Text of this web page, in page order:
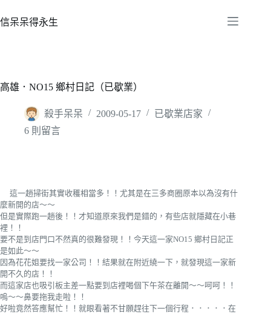
至
容
信呆呆得永生
高雄．NO15 鄉村日記（已歇業）
殺手呆呆 2009-05-17
已歇業店家
6 則留言
這一趟掃街其實收穫相當多！！尤其是在三多商圈原本以為沒有什
麼新開的店～～
但是實際跑一趟後！！才知道原來我們是錯的，有些店就隱藏在小巷
裡！！
要不是到店門口不然真的很難發現！！今天這一家NO15 鄉村日記正
是如此～～
因為花花姐要找一家公司！！結果就在附近繞一下，就發現這一家新
開不久的店！！
而這家店也吸引板主差一點要到店裡喝個下午茶在離開～～呵呵！！
嗚～～鼻要拖我走啦！！
好啦竟然答應幫忙！！就眼看著不甘願趕往下一個行程．．．．．在